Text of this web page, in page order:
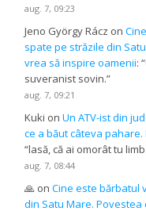
aug. 7, 09:23
Jeno György Rácz on
spate pe străzile din
vrea să inspire oamenii: “
suveranist sovin.”
aug. 7, 09:21
Kuki onUn ATV-ist din
ce a băut câteva
“lasă, că ai omorât tu
aug. 7, 08:44
🙏 onCine este bărbatul
din Satu Mare.